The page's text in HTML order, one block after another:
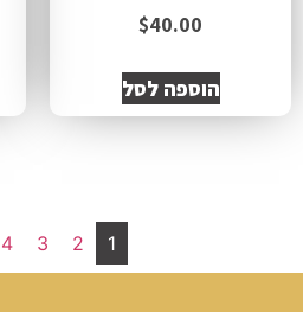
$40.00
הוספה לסל
1
2
3
4